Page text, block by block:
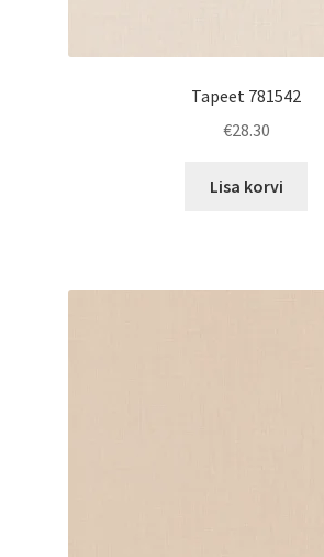
Tapeet 781542
€28.30
Lisa korvi